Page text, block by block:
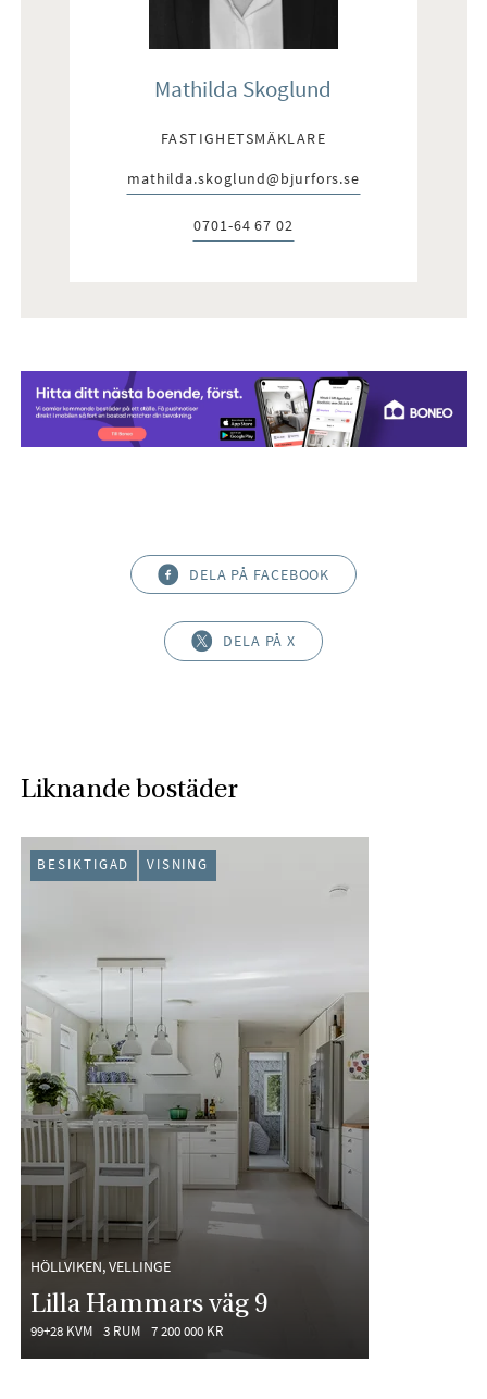
Mathilda Skoglund
FASTIGHETSMÄKLARE
E-post:
mathilda.skoglund@bjurfors.se
Telefon:
0701-64 67 02
DELA PÅ FACEBOOK
DELA PÅ X
Liknande bostäder
HÖLLVIKEN, VELLINGE
Lilla Hammars väg 9
99+28 KVM 3 RUM 7 200 000 KR
BESIKTIGAD VISNING